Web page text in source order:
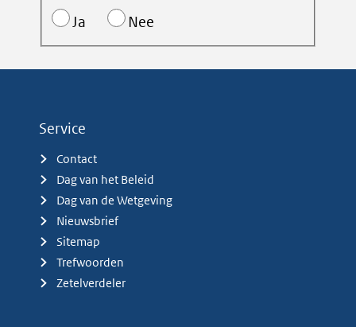
Ja
Nee
Service
Contact
Dag van het Beleid
Dag van de Wetgeving
Nieuwsbrief
Sitemap
Trefwoorden
Zetelverdeler